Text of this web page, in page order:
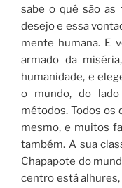
sabe o quê são as
desejo e essa
mente humana. E
armado da
humanidade, e
o mundo, do
métodos. Todos os
mesmo, e muitos
também. A sua
Chapapote do
centro está